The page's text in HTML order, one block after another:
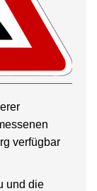
verfügbar
und die